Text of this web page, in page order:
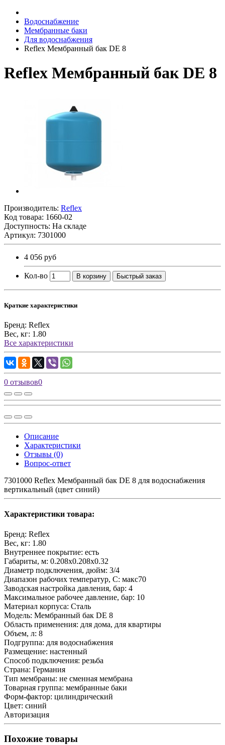
Водоснабжение
Мембранные баки
Для водоснабжения
Reflex Мембранный бак DE 8
Reflex Мембранный бак DE 8
Производитель: Reflex
Код товара: 1660-02
Доступность: На складе
Артикул: 7301000
4 056 руб
Кол-во В корзину Быстрый заказ
Краткие характеристики
Бренд: Reflex
Вес, кг: 1.80
Все характеристики
0 отзывов0
Описание
Характеристики
Отзывы (0)
Вопрос-ответ
7301000 Reflex Мембранный бак DE 8 для водоснабжения
вертикальный (цвет синий)
Характеристики товара:
Бренд: Reflex
Вес, кг: 1.80
Внутреннее покрытие: есть
Габариты, м: 0.208x0.208x0.32
Диаметр подключения, дюйм: 3/4
Диапазон рабочих температур, С: макс70
Заводская настройка давления, бар: 4
Максимальное рабочее давление, бар: 10
Материал корпуса: Сталь
Модель: Мембранный бак DE 8
Область применения: для дома, для квартиры
Объем, л: 8
Подгруппа: для водоснабжения
Размещение: настенный
Способ подключения: резьба
Страна: Германия
Тип мембраны: не сменная мембрана
Товарная группа: мембранные баки
Форм-фактор: цилиндрический
Цвет: синий
Авторизация
Похожие товары